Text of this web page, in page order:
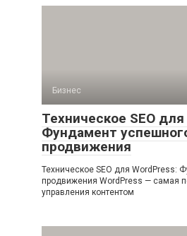
Бизнес
Техническое SEO
Фундамент
продвижения
Техническое SEO для WordPress:
продвижения WordPress — самая
управления контентом